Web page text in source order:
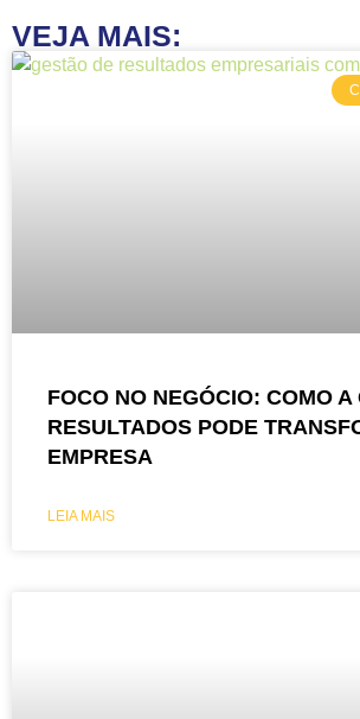
VEJA MAIS:
FOCO NO NEGÓCIO: COMO A
RESULTADOS PODE
EMPRESA
LEIA MAIS